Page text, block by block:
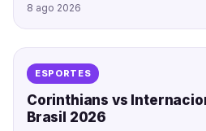
8 ago 2026
ESPORTES
Corinthians vs
Brasil 2026